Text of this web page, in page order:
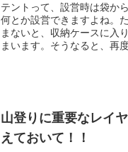
テントって、設営時は袋か
何とか設営できますよね。
まないと、収納ケースに入
まいます。そうなると、再
山登りに重要なレイ
えておいて！！